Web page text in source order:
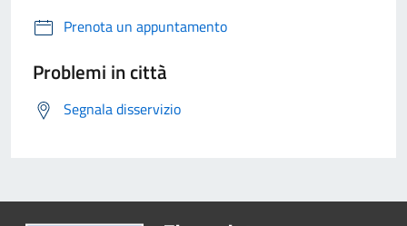
Prenota un appuntamento
Problemi in città
Segnala disservizio